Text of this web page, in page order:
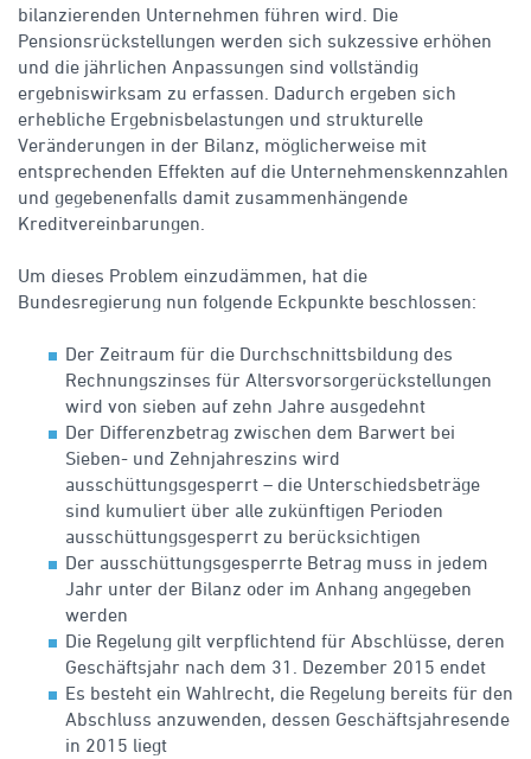
bilanzierenden Unternehmen führen wird. Die
Pensionsrückstellungen werden sich sukzessive erhöhen
und die jährlichen Anpassungen sind vollständig
ergebniswirksam zu erfassen. Dadurch ergeben sich
erhebliche Ergebnisbelastungen und strukturelle
Veränderungen in der Bilanz, möglicherweise mit
entsprechenden Effekten auf die Unternehmenskennzahlen
und gegebenenfalls damit zusammenhängende
Kreditvereinbarungen.
Um dieses Problem einzudämmen, hat die
Bundesregierung nun folgende Eckpunkte beschlossen:
Der Zeitraum für die Durchschnittsbildung des
Rechnungszinses für Altersvorsorgerückstellungen
wird von sieben auf zehn Jahre ausgedehnt
Der Differenzbetrag zwischen dem Barwert bei
Sieben- und Zehnjahreszins wird
ausschüttungsgesperrt – die Unterschiedsbeträge
sind kumuliert über alle zukünftigen Perioden
ausschüttungsgesperrt zu berücksichtigen
Der ausschüttungsgesperrte Betrag muss in jedem
Jahr unter der Bilanz oder im Anhang angegeben
werden
Die Regelung gilt verpflichtend für Abschlüsse, deren
Geschäftsjahr nach dem 31. Dezember 2015 endet
Es besteht ein Wahlrecht, die Regelung bereits für den
Abschluss anzuwenden, dessen Geschäftsjahresende
in 2015 liegt